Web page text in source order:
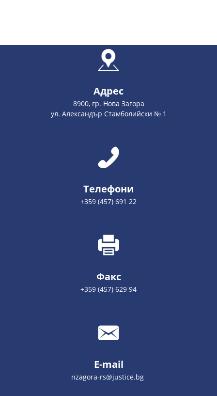
Адрес
8900, гр. Нова Загора
ул. Александър Стамболийски № 1
Телефони
+359 (457) 691 22
Факс
+359 (457) 629 94
E-mail
nzagora-rs@justice.bg